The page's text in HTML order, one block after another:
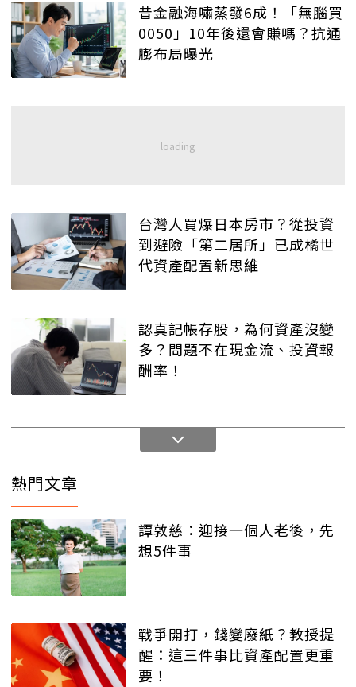
昔金融海嘯蒸發6成！「無腦買
0050」10年後還會賺嗎？抗通
膨布局曝光
台灣人買爆日本房市？從投資
到避險「第二居所」已成橘世
代資產配置新思維
認真記帳存股，為何資產沒變
多？問題不在現金流、投資報
酬率！
熱門文章
譚敦慈：迎接一個人老後，先
想5件事
戰爭開打，錢變廢紙？教授提
醒：這三件事比資產配置更重
要！